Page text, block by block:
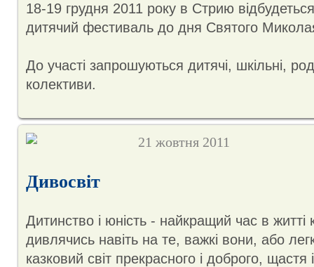
18-19 грудня 2011 року в Стрию
дитячий фестиваль до дня Святого
До участі запрошуються дитячі, шкільні,
колективи.
21 жовтня 2011
Дивосвіт
Дитинство і юність - найкращий час в житті
дивлячись навіть на те, важкі вони, або
казковий світ прекрасного і доброго,